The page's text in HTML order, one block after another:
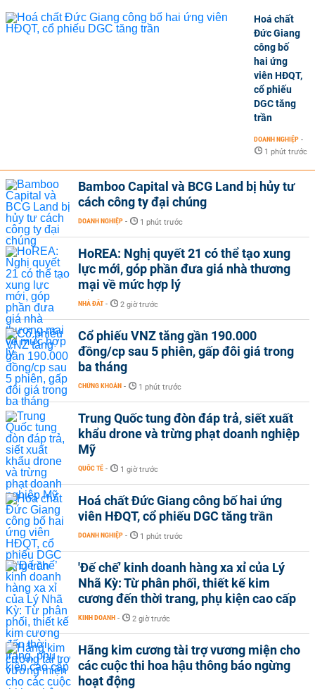
Hoá chất
Đức Giang
công bố
hai ứng
viên HĐQT,
cổ phiếu
DGC tăng
trần
DOANH NGHIỆP -
1 phút trước
Bamboo Capital và BCG Land bị hủy tư
cách công ty đại chúng
DOANH NGHIỆP - 1 phút trước
HoREA: Nghị quyết 21 có thể tạo xung
lực mới, góp phần đưa giá nhà thương
mại về mức hợp lý
NHÀ ĐẤT - 2 giờ trước
Cổ phiếu VNZ tăng gần 190.000
đồng/cp sau 5 phiên, gấp đôi giá trong
ba tháng
CHỨNG KHOÁN - 1 phút trước
Trung Quốc tung đòn đáp trả, siết xuất
khẩu drone và trừng phạt doanh nghiệp
Mỹ
QUỐC TẾ - 1 giờ trước
Hoá chất Đức Giang công bố hai ứng
viên HĐQT, cổ phiếu DGC tăng trần
DOANH NGHIỆP - 1 phút trước
'Đế chế’ kinh doanh hàng xa xỉ của Lý
Nhã Kỳ: Từ phân phối, thiết kế kim
cương đến thời trang, phụ kiện cao cấp
KINH DOANH - 2 giờ trước
Hãng kim cương tài trợ vương miện cho
các cuộc thi hoa hậu thông báo ngừng
hoạt động